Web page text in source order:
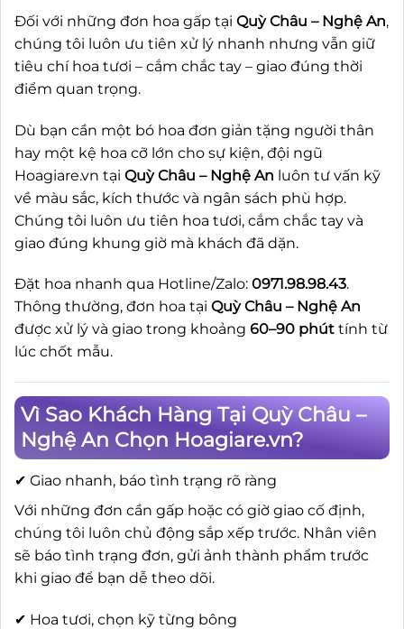
Đối với những đơn hoa gấp tại Quỳ Châu – Nghệ An,
chúng tôi luôn ưu tiên xử lý nhanh nhưng vẫn giữ
tiêu chí hoa tươi – cắm chắc tay – giao đúng thời
điểm quan trọng.
Dù bạn cần một bó hoa đơn giản tặng người thân
hay một kệ hoa cỡ lớn cho sự kiện, đội ngũ
Hoagiare.vn tại Quỳ Châu – Nghệ An luôn tư vấn kỹ
về màu sắc, kích thước và ngân sách phù hợp.
Chúng tôi luôn ưu tiên hoa tươi, cắm chắc tay và
giao đúng khung giờ mà khách đã dặn.
Đặt hoa nhanh qua Hotline/Zalo: 0971.98.98.43.
Thông thường, đơn hoa tại Quỳ Châu – Nghệ An
được xử lý và giao trong khoảng 60–90 phút tính từ
lúc chốt mẫu.
Vì Sao Khách Hàng Tại Quỳ Châu –
Nghệ An Chọn Hoagiare.vn?
✔ Giao nhanh, báo tình trạng rõ ràng
Với những đơn cần gấp hoặc có giờ giao cố định,
chúng tôi luôn chủ động sắp xếp trước. Nhân viên
sẽ báo tình trạng đơn, gửi ảnh thành phẩm trước
khi giao để bạn dễ theo dõi.
✔ Hoa tươi, chọn kỹ từng bông